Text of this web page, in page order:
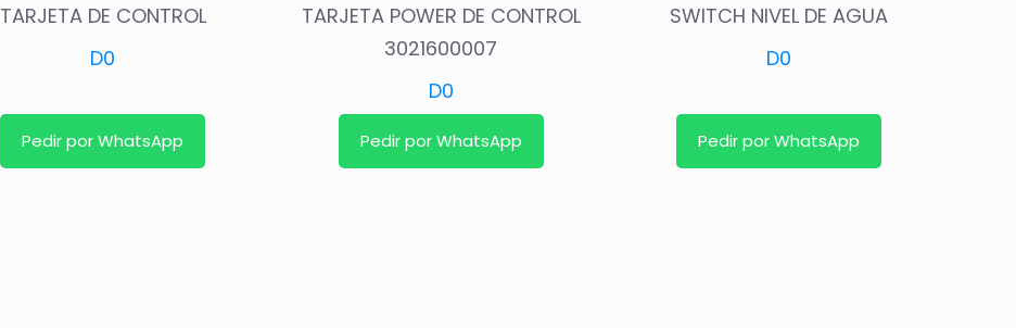
TARJETA DE CONTROL
D0
Pedir por WhatsApp
TARJETA POWER DE CONTROL
3021600007
D0
Pedir por WhatsApp
SWITCH NIVEL DE AGUA
D0
Pedir por WhatsApp